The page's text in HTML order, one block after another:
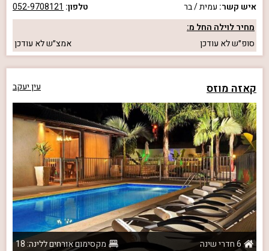
איש קשר: עמית / בר טלפון: 052-9708121
מחיר לוילה החל מ:
סופ״שלא עודכן אמצ״שלא עודכן
קאזה מוזס עין יעקב
6 חדרי שינה
מקסימום אורחים ללינה: 18